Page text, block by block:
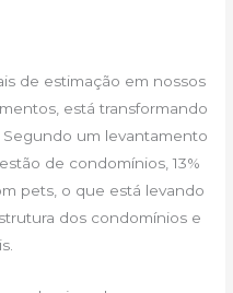
de estimação em nossos
está transformando
um levantamento
de condomínios, 13%
pets, o que está levando
dos condomínios e